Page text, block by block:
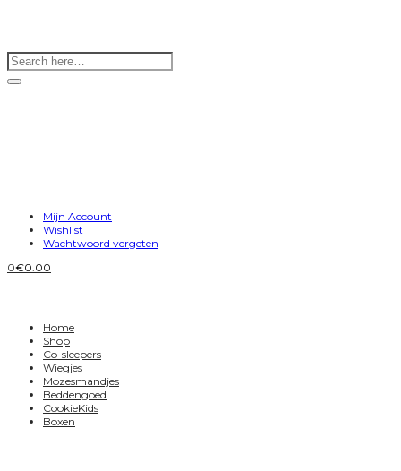
Mijn Account
Wishlist
Wachtwoord vergeten
0€0.00
Home
Shop
Co-sleepers
Wiegjes
Mozesmandjes
Beddengoed
CookieKids
Boxen